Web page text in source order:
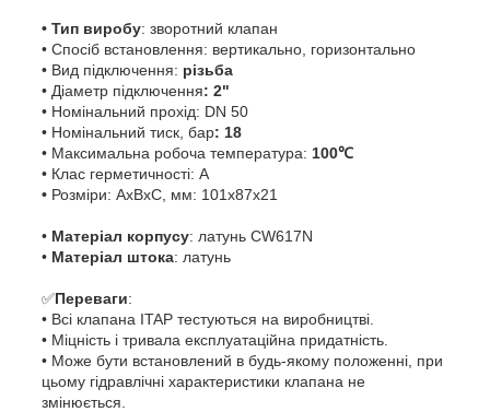
• Тип виробу: зворотний клапан
• Спосіб встановлення: вертикально, горизонтально
• Вид підключення: різьба
• Діаметр підключення: 2"
• Номінальний прохід: DN 50
• Номінальний тиск, бар: 18
• Максимальна робоча температура: 100℃
• Клас герметичності: А
• Розміри: АхВхС, мм: 101х87х21
• Матеріал корпусу: латунь CW617N
• Матеріал штока: латунь
✅Переваги:
• Всі клапана ITAP тестуються на виробництві.
• Міцність і тривала експлуатаційна придатність.
• Може бути встановлений в будь-якому положенні, при
цьому гідравлічні характеристики клапана не
змінюється.